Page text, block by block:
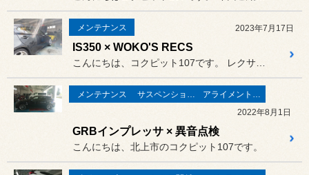
メンテナンス 2023年7月17日
IS350 × WOKO'S RECS
メンテナンス サスペンション関係
アライメント調整
2022年8月1日
GRBインプレッサ × 異音点検
こんにちは、北上市のコクピット107です。